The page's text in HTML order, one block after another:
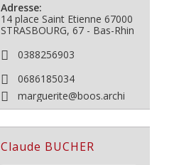
Adresse:
14 place Saint Etienne 67000
STRASBOURG, 67 - Bas-Rhin
0388256903
0686185034
marguerite@boos.archi
Claude BUCHER